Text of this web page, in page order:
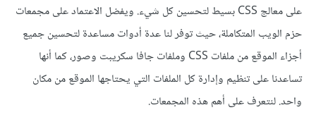
على معالج CSS بسيط لتحسين كل شيء. ويفضل الاعتماد على مجمعات
حزم الويب المتكاملة، حيث توفر لنا عدة أدوات مساعدة لتحسين جميع
أجزاء الموقع من ملفات CSS وملفات جافا سكريبت وصور، كما أنها
تساعدنا على تنظيم وإدارة كل الملفات التي يحتاجها الموقع من مكان
واحد. لنتعرف على أهم هذه المجمعات.